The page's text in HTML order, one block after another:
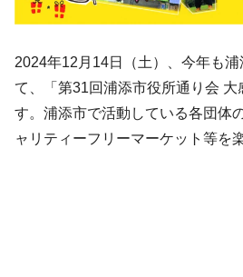
2024年12月14日（土）、今年も
て、「第31回浦添市役所通り会 大
す。浦添市で活動している各団体
ャリティーフリーマーケット等を